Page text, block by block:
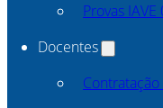
Provas IAVE
Docentes